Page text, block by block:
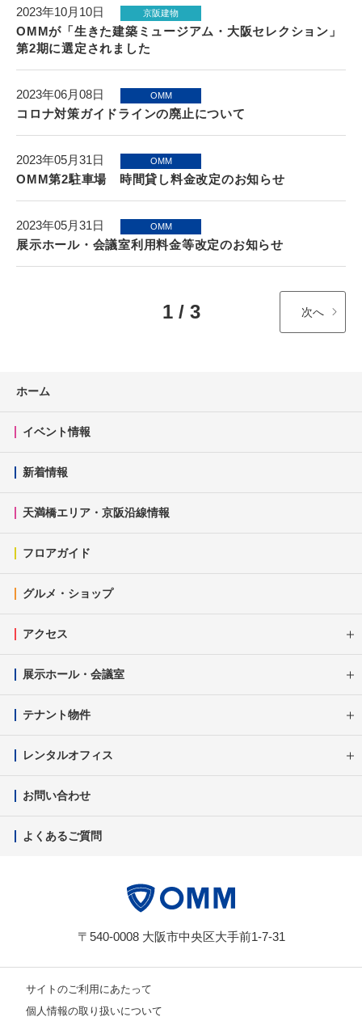
2023年10月10日 京阪建物
OMMが「生きた建築ミュージアム・大阪セレクション」
第2期に選定されました
2023年06月08日 OMM
コロナ対策ガイドラインの廃止について
2023年05月31日 OMM
OMM第2駐車場 時間貸し料金改定のお知らせ
2023年05月31日 OMM
展示ホール・会議室利用料金等改定のお知らせ
1 / 3 次へ
ホーム
イベント情報
新着情報
天満橋エリア・京阪沿線情報
フロアガイド
グルメ・ショップ
アクセス
展示ホール・会議室
テナント物件
レンタルオフィス
お問い合わせ
よくあるご質問
〒540-0008 大阪市中央区大手前1-7-31
サイトのご利用にあたって
個人情報の取り扱いについて